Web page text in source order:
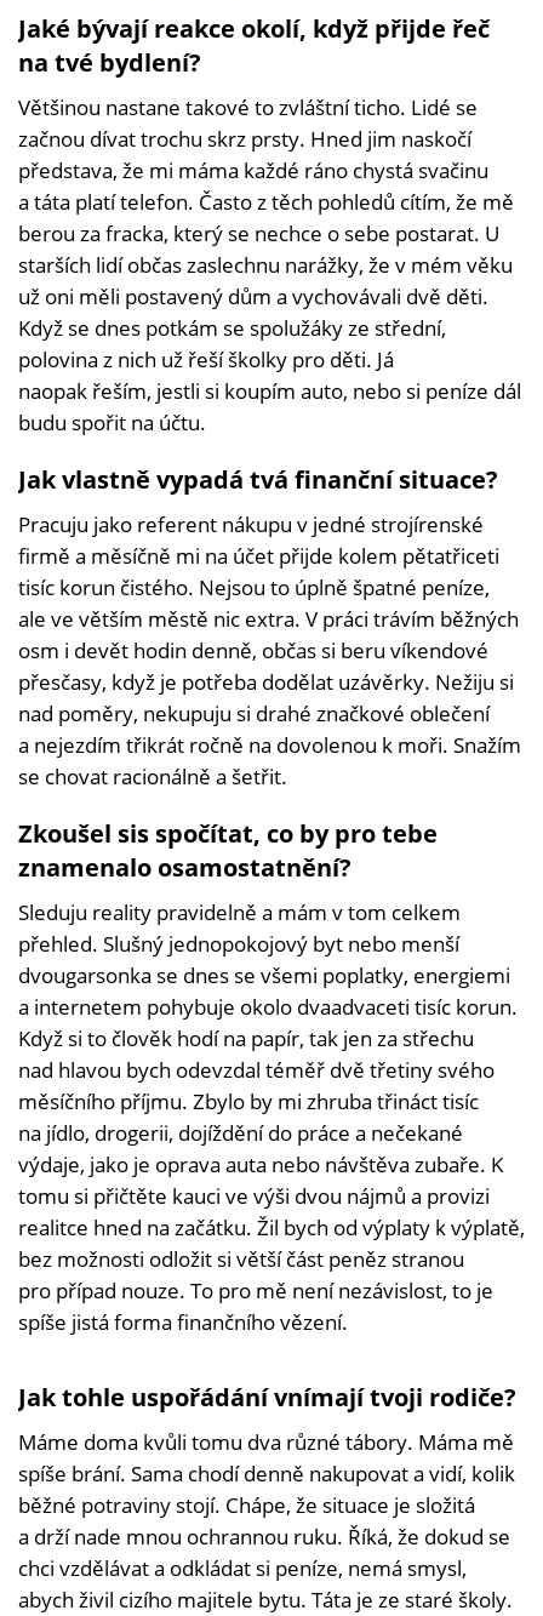
Jaké bývají reakce okolí, když přijde řeč
na tvé bydlení?
Většinou nastane takové to zvláštní ticho. Lidé se
začnou dívat trochu skrz prsty. Hned jim naskočí
představa, že mi máma každé ráno chystá svačinu
a táta platí telefon. Často z těch pohledů cítím, že mě
berou za fracka, který se nechce o sebe postarat. U
starších lidí občas zaslechnu narážky, že v mém věku
už oni měli postavený dům a vychovávali dvě děti.
Když se dnes potkám se spolužáky ze střední,
polovina z nich už řeší školky pro děti. Já
naopak řeším, jestli si koupím auto, nebo si peníze dál
budu spořit na účtu.
Jak vlastně vypadá tvá finanční situace?
Pracuju jako referent nákupu v jedné strojírenské
firmě a měsíčně mi na účet přijde kolem pětatřiceti
tisíc korun čistého. Nejsou to úplně špatné peníze,
ale ve větším městě nic extra. V práci trávím běžných
osm i devět hodin denně, občas si beru víkendové
přesčasy, když je potřeba dodělat uzávěrky. Nežiju si
nad poměry, nekupuju si drahé značkové oblečení
a nejezdím třikrát ročně na dovolenou k moři. Snažím
se chovat racionálně a šetřit.
Zkoušel sis spočítat, co by pro tebe
znamenalo osamostatnění?
Sleduju reality pravidelně a mám v tom celkem
přehled. Slušný jednopokojový byt nebo menší
dvougarsonka se dnes se všemi poplatky, energiemi
a internetem pohybuje okolo dvaadvaceti tisíc korun.
Když si to člověk hodí na papír, tak jen za střechu
nad hlavou bych odevzdal téměř dvě třetiny svého
měsíčního příjmu. Zbylo by mi zhruba třináct tisíc
na jídlo, drogerii, dojíždění do práce a nečekané
výdaje, jako je oprava auta nebo návštěva zubaře. K
tomu si přičtěte kauci ve výši dvou nájmů a provizi
realitce hned na začátku. Žil bych od výplaty k výplatě,
bez možnosti odložit si větší část peněz stranou
pro případ nouze. To pro mě není nezávislost, to je
spíše jistá forma finančního vězení.
Jak tohle uspořádání vnímají tvoji rodiče?
Máme doma kvůli tomu dva různé tábory. Máma mě
spíše brání. Sama chodí denně nakupovat a vidí, kolik
běžné potraviny stojí. Chápe, že situace je složitá
a drží nade mnou ochrannou ruku. Říká, že dokud se
chci vzdělávat a odkládat si peníze, nemá smysl,
abych živil cizího majitele bytu. Táta je ze staré školy.